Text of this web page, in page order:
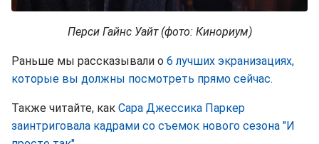
Перси Гайнс Уайт (фото: Кинориум)
Раньше мы рассказывали о 6 лучших экранизациях,
которые вы должны посмотреть прямо сейчас.
Также читайте, как Сара Джессика Паркер
заинтриговала кадрами со съемок нового сезона "И